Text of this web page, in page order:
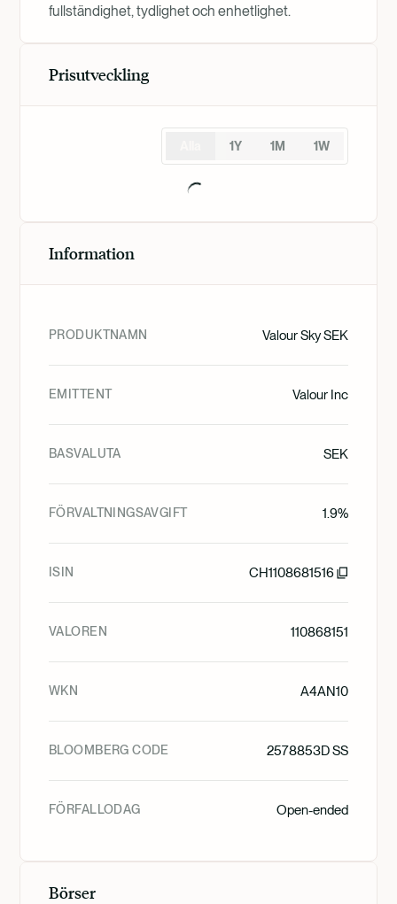
fullständighet, tydlighet och enhetlighet.
Prisutveckling
1Y 1M 1W
Information
PRODUKTNAMN Valour Sky SEK
EMITTENT Valour Inc
BASVALUTA SEK
FÖRVALTNINGSAVGIFT 1.9%
ISIN CH1108681516
VALOREN 110868151
WKN A4AN10
BLOOMBERG CODE 2578853D SS
FÖRFALLODAG Open-ended
Börser